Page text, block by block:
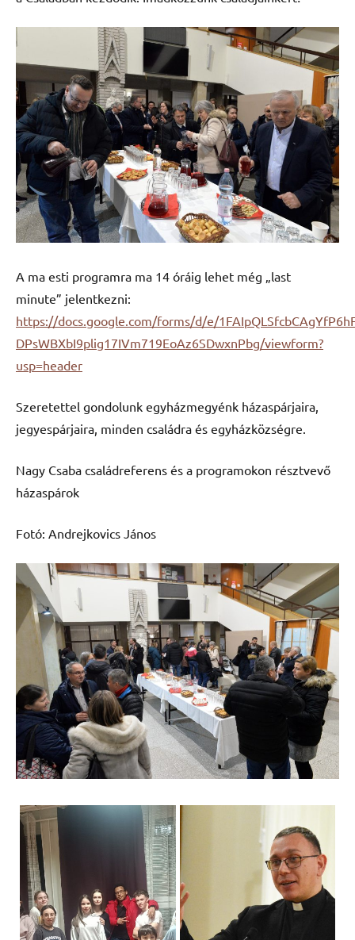
A ma esti programra ma 14 óráig lehet még „last
minute” jelentkezni:
https://docs.google.com/forms/d/e/
DPsWBXbI9plig17IVm719EoAz6SDwxnPbg/viewform?
usp=header
Szeretettel gondolunk egyházmegyénk házaspárjaira,
jegyespárjaira, minden családra és egyházközségre.
Nagy Csaba családreferens és a programokon résztvevő
házaspárok
Fotó: Andrejkovics János